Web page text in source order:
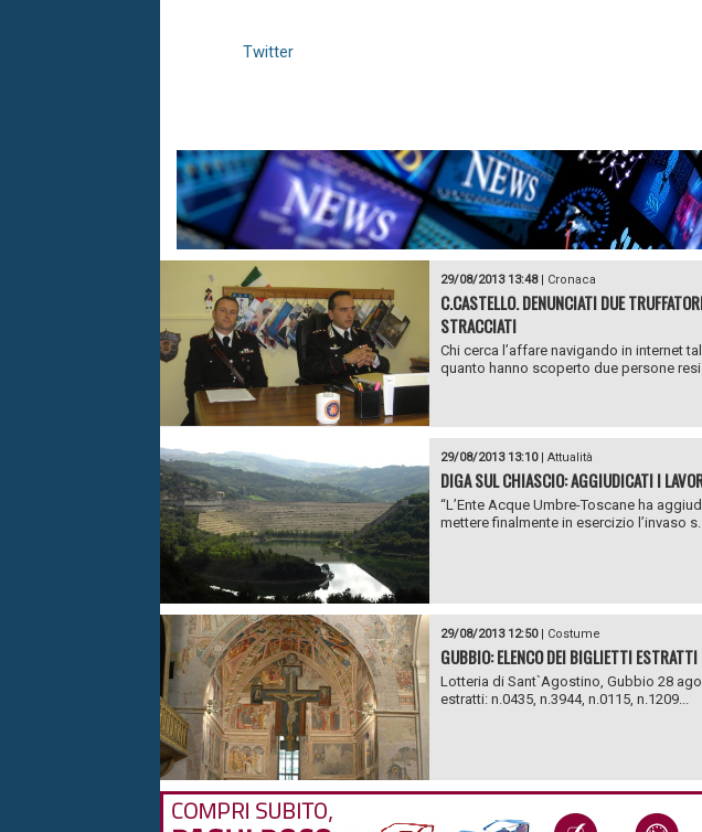
Twitter
29/08/2013 13:48| Cronaca
C.CASTELLO. DENUNCIATI DUE
STRACCIATI
Chi cerca l’affare navigando in internet
quanto hanno scoperto due persone
29/08/2013 13:10| Attualità
DIGA SUL CHIASCIO: AGGIUDICATI I
“L’Ente Acque Umbre-Toscane ha
mettere finalmente in esercizio l’invaso
29/08/2013 12:50| Costume
GUBBIO: ELENCO DEI BIGLIETTI
Lotteria di Sant`Agostino, Gubbio 28
estratti: n.0435, n.3944, n.0115, n.1209...